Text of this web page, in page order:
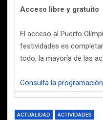
Acceso libre y gratuito
El acceso al Puerto
festividades es
todo, la mayoría de las
Consulta la programación
ACTUALIDAD ACTIVIDADES